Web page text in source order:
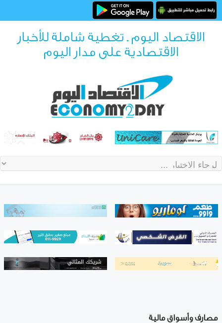
الاقتصاد اليوم ـ تغطية شاملة للأخبار
الاقتصادية على مدار اليوم
مصارف وأسواق مالية